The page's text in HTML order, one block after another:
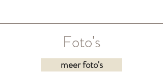
Foto's
meer foto's